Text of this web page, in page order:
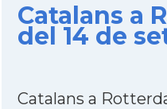
Catalans a
del 14 de
Catalans a